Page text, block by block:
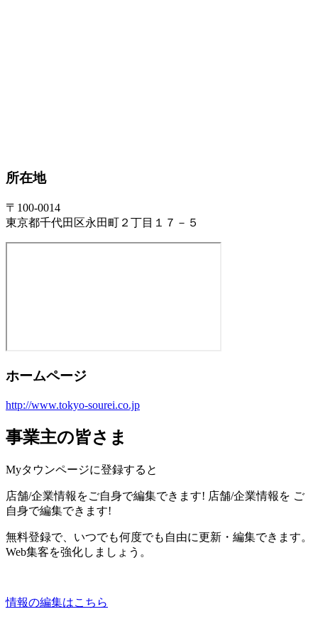
所在地
〒100-0014
東京都千代田区永田町２丁目１７－５
ホームページ
http://www.tokyo-sourei.co.jp
事業主の皆さま
Myタウンページに登録すると
店舗/企業情報をご自身で編集できます! 店舗/企業情報を ご
自身で編集できます!
無料登録で、いつでも何度でも自由に更新・編集できます。
Web集客を強化しましょう。
情報の編集はこちら